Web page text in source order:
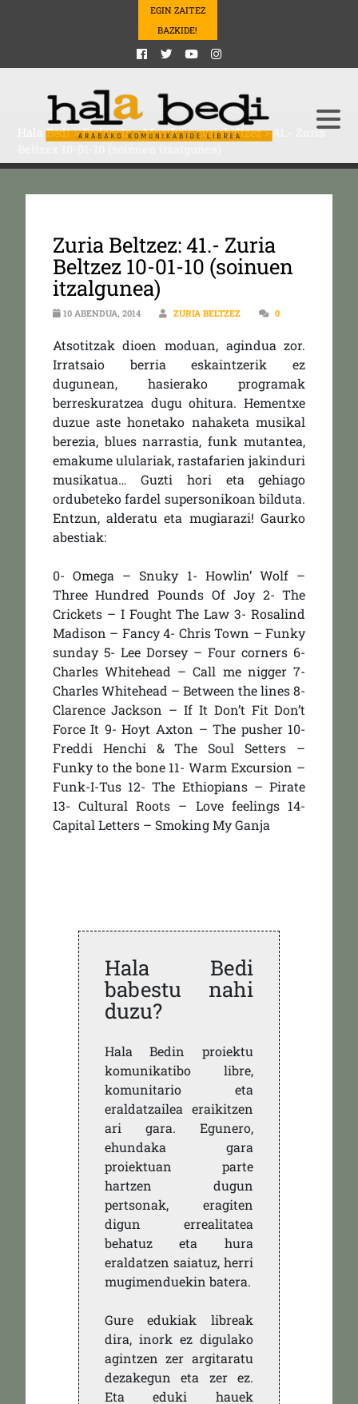
EGIN ZAITEZ
BAZKIDE!
Hala Bedi>Podcasts>Musika>zuriabeltzez> 41.- Zuria
Zuria Beltzez: 41.- Zuria
Beltzez 10-01-10 (soinuen
itzalgunea)
10 ABENDUA, 2014 ZURIA BELTZEZ 0
Atsotitzak dioen moduan, agindua zor.
Irratsaio berria eskaintzerik ez
dugunean, hasierako programak
berreskuratzea dugu ohitura. Hementxe
duzue aste honetako nahaketa musikal
berezia, blues narrastia, funk mutantea,
emakume ululariak, rastafarien jakinduri
musikatua… Guzti hori eta gehiago
ordubeteko fardel supersonikoan bilduta.
Entzun, alderatu eta mugiarazi! Gaurko
abestiak:
0- Omega – Snuky 1- Howlin’ Wolf –
Three Hundred Pounds Of Joy 2- The
Crickets – I Fought The Law 3- Rosalind
Madison – Fancy 4- Chris Town – Funky
sunday 5- Lee Dorsey – Four corners 6-
Charles Whitehead – Call me nigger 7-
Charles Whitehead – Between the lines 8-
Clarence Jackson – If It Don’t Fit Don’t
Force It 9- Hoyt Axton – The pusher 10-
Freddi Henchi & The Soul Setters –
Funky to the bone 11- Warm Excursion –
Funk-I-Tus 12- The Ethiopians – Pirate
13- Cultural Roots – Love feelings 14-
Capital Letters – Smoking My Ganja
Hala Bedi
babestu nahi
duzu?
Hala Bedin proiektu
komunikatibo libre,
komunitario eta
eraldatzailea eraikitzen
ari gara. Egunero,
ehundaka gara
proiektuan parte
hartzen dugun
pertsonak, eragiten
digun errealitatea
behatuz eta hura
eraldatzen saiatuz, herri
mugimenduekin batera.
Gure edukiak libreak
dira, inork ez digulako
agintzen zer argitaratu
dezakegun eta zer ez.
Eta eduki hauek